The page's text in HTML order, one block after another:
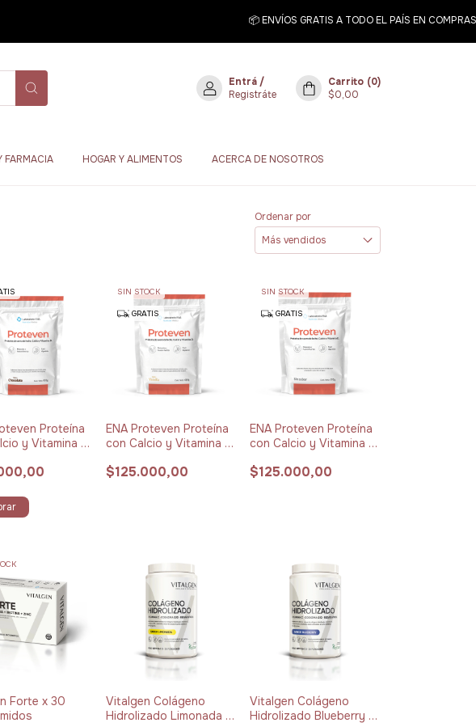
📦 ENVÍOS GRATIS A TODO EL PAÍS EN COMPRAS
Entrá /
Registráte
Carrito (0)
$0,00
FARMACIA HOGAR Y ALIMENTOS ACERCA DE NOSOTROS
Ordenar por
Proteína
y Vitamina D
SIN STOCK
GRATIS
ENA Proteven Proteína
con Calcio y Vitamina D
$125.000,00
SIN STOCK
GRATIS
ENA Proteven Proteína
con Calcio y Vitamina D
$125.000,00
Forte x 30
Vitalgen Colágeno
Hidrolizado Limonada x
Vitalgen Colágeno
Hidrolizado Blueberry x